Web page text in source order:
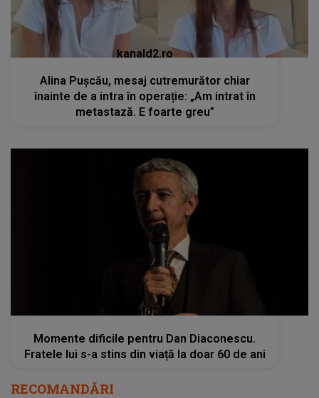
kanald2.ro
Alina Pușcău, mesaj cutremurător chiar
înainte de a intra în operație: „Am intrat în
metastază. E foarte greu”
kanald2.ro
Momente dificile pentru Dan Diaconescu.
Fratele lui s-a stins din viață la doar 60 de ani
RECOMANDĂRI